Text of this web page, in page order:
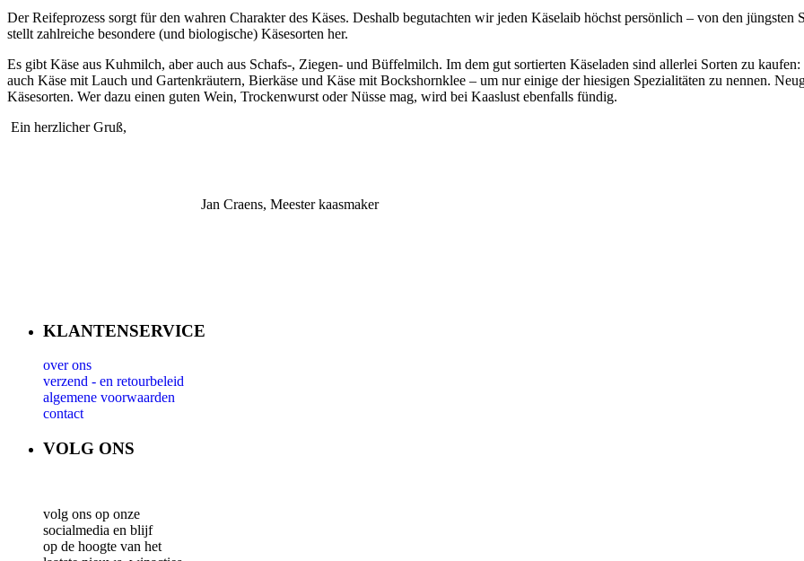
Der Reifeprozess sorgt für den wahren Charakter des Käses. Deshalb begutachten wir jeden Käselaib höchst persönlich – von den
stellt zahlreiche besondere (und biologische) Käsesorten her.
Es gibt Käse aus Kuhmilch, aber auch aus Schafs-, Ziegen- und Büffelmilch. Im dem gut sortierten Käseladen sind allerlei Sorten zu
auch Käse mit Lauch und Gartenkräutern, Bierkäse und Käse mit Bockshornklee – um nur einige der hiesigen Spezialitäten zu nennen.
Käsesorten. Wer dazu einen guten Wein, Trockenwurst oder Nüsse mag, wird bei Kaaslust ebenfalls fündig.
Ein herzlicher Gruß,
Jan Craens, Meester kaasmaker
KLANTENSERVICE
over ons
verzend - en retourbeleid
algemene voorwaarden
contact
VOLG ONS
volg ons op onze
socialmedia en blijf
op de hoogte van het